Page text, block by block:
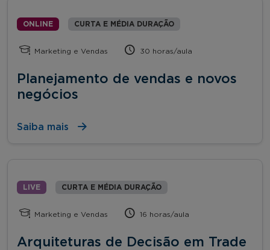
ONLINE CURTA E MÉDIA DURAÇÃO
Marketing e Vendas 30 horas/aula
Planejamento de vendas e novos
negócios
Saiba mais
LIVE CURTA E MÉDIA DURAÇÃO
Marketing e Vendas 16 horas/aula
Arquiteturas de Decisão em Trade